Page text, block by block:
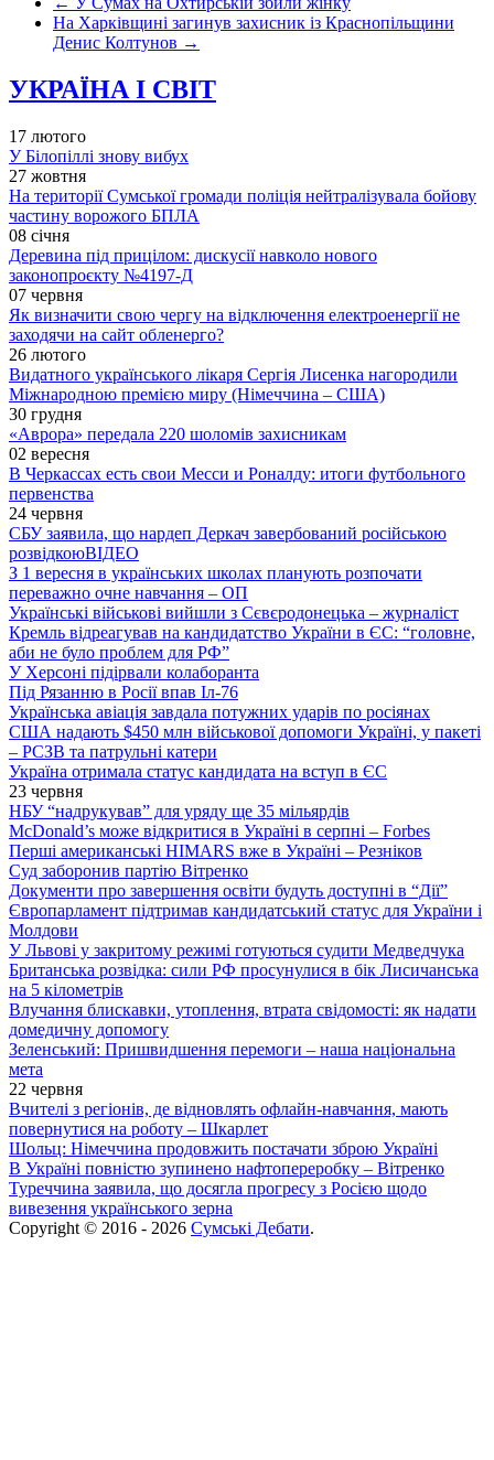
На Харківщині загинув захисник із Краснопільщини
Денис Колтунов →
УКРАЇНА І СВІТ
17 лютого
У Білопіллі знову вибух
27 жовтня
На території Сумської громади поліція нейтралізувала бойову
частину ворожого БПЛА
08 січня
Деревина під прицілом: дискусії навколо нового
законопроєкту №4197-Д
07 червня
Як визначити свою чергу на відключення електроенергії не
заходячи на сайт обленерго?
26 лютого
Видатного українського лікаря Сергія Лисенка нагородили
Міжнародною премією миру (Німеччина – США)
30 грудня
«Аврора» передала 220 шоломів захисникам
02 вересня
В Черкассах есть свои Месси и Роналду: итоги футбольного
первенства
24 червня
СБУ заявила, що нардеп Деркач завербований російською
розвідкоюВІДЕО
З 1 вересня в українських школах планують розпочати
переважно очне навчання – ОП
Українські військові вийшли з Сєвєродонецька – журналіст
Кремль відреагував на кандидатство України в ЄС: “головне,
аби не було проблем для РФ”
У Херсоні підірвали колаборанта
Під Рязанню в Росії впав Іл-76
Українська авіація завдала потужних ударів по росіянах
США надають $450 млн військової допомоги Україні, у пакеті
– РСЗВ та патрульні катери
Україна отримала статус кандидата на вступ в ЄС
23 червня
НБУ “надрукував” для уряду ще 35 мільярдів
McDonald’s може відкритися в Україні в серпні – Forbes
Перші американські HIMARS вже в Україні – Резніков
Суд заборонив партію Вітренко
Документи про завершення освіти будуть доступні в “Дії”
Європарламент підтримав кандидатський статус для України і
Молдови
У Львові у закритому режимі готуються судити Медведчука
Британська розвідка: сили РФ просунулися в бік Лисичанська
на 5 кілометрів
Влучання блискавки, утоплення, втрата свідомості: як надати
домедичну допомогу
Зеленський: Пришвидшення перемоги – наша національна
мета
22 червня
Вчителі з регіонів, де відновлять офлайн-навчання, мають
повернутися на роботу – Шкарлет
Шольц: Німеччина продовжить постачати зброю Україні
В Україні повністю зупинено нафтопереробку – Вітренко
Туреччина заявила, що досягла прогресу з Росією щодо
вивезення українського зерна
Copyright © 2016 - 2026 Сумські Дебати.